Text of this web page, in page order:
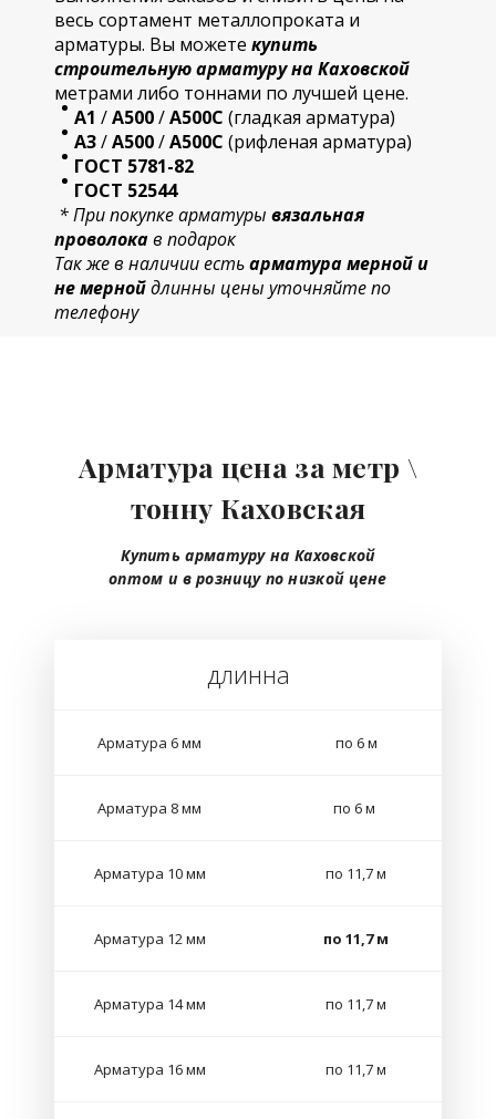
весь сортамент металлопроката и
арматуры. Вы можете купить
строительнуюарматуру на Каховской
метрами либо тоннами по лучшей цене.
А1 /А500/А500С (гладкая арматура)
А3/А500/А500С (рифленая арматура)
ГОСТ 5781-82
ГОСТ 52544
* При покупке арматуры вязальная
проволокав подарок
Так же в наличии естьарматура мерной и
не мернойдлинны цены уточняйте по
телефону
Арматура цена за метр \
тонну Каховская
Купить арматуру на Каховской
оптом и в розницу по низкой цене
длинна
Арматура 6 мм по 6 м
Арматура 8 мм по 6 м
Арматура 10 мм по 11,7 м
Арматура 12 мм по 11,7 м
Арматура 14 мм по 11,7 м
Арматура 16 мм по 11,7 м